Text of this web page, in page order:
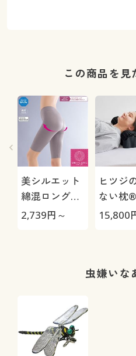
この商品を
美シルエット
綿混ロングガ
ードル(ミディ
2,739円～
ヒツジ
ない枕
極-
15,800
虫嫌いな